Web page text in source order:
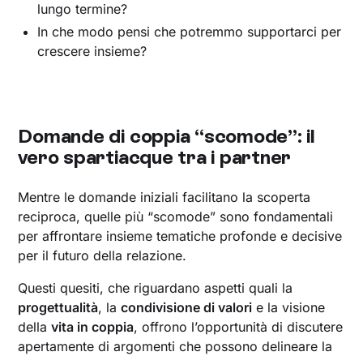
lungo termine?
In che modo pensi che potremmo supportarci per
crescere insieme?
Domande di coppia “scomode”: il
vero spartiacque tra i partner
Mentre le domande iniziali facilitano la scoperta
reciproca, quelle più “scomode” sono fondamentali
per affrontare insieme tematiche profonde e decisive
per il futuro della relazione.
Questi quesiti, che riguardano aspetti quali la
progettualità, lacondivisione di valori e la visione
dellavita in coppia, offrono l’opportunità di discutere
apertamente di argomenti che possono delineare la